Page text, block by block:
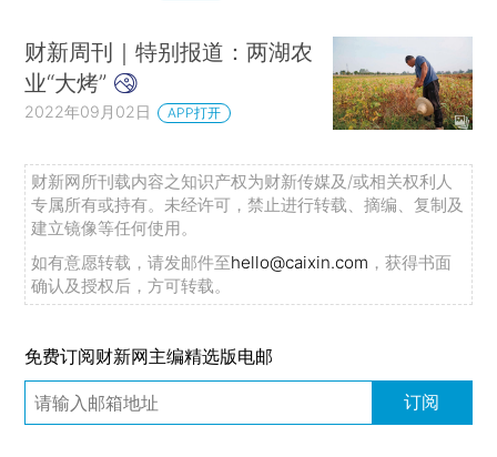
财新周刊｜特别报道：两湖农
业“大烤”
2022年09月02日 APP打开
财新网所刊载内容之知识产权为财新传媒及/或相关权利人
专属所有或持有。未经许可，禁止进行转载、摘编、复制及
建立镜像等任何使用。
如有意愿转载，请发邮件至hello@caixin.com ，获得书面
确认及授权后，方可转载。
免费订阅财新网主编精选版电邮
订阅